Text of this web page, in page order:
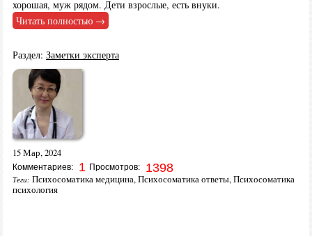
хорошая, муж рядом. Дети взрослые, есть внуки.
Читать полностью →
Раздел: Заметки эксперта
15 Мар, 2024
Комментариев: 1 Просмотров: 1398
Теги: Психосоматика медицина,Психосоматика ответы,Психосоматика
психология